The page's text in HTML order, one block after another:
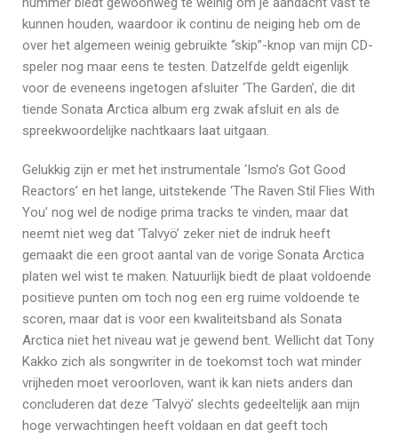
kunnen houden, waardoor ik continu de neiging heb om de
over het algemeen weinig gebruikte “skip”-knop van mijn CD-
speler nog maar eens te testen. Datzelfde geldt eigenlijk
voor de eveneens ingetogen afsluiter ‘The Garden’, die dit
tiende Sonata Arctica album erg zwak afsluit en als de
spreekwoordelijke nachtkaars laat uitgaan.
Gelukkig zijn er met het instrumentale ‘Ismo’s Got Good
Reactors’ en het lange, uitstekende ‘The Raven Stil Flies With
You’ nog wel de nodige prima tracks te vinden, maar dat
neemt niet weg dat ‘Talvyö’ zeker niet de indruk heeft
gemaakt die een groot aantal van de vorige Sonata Arctica
platen wel wist te maken. Natuurlijk biedt de plaat voldoende
positieve punten om toch nog een erg ruime voldoende te
scoren, maar dat is voor een kwaliteitsband als Sonata
Arctica niet het niveau wat je gewend bent. Wellicht dat Tony
Kakko zich als songwriter in de toekomst toch wat minder
vrijheden moet veroorloven, want ik kan niets anders dan
concluderen dat deze ‘Talvyö’ slechts gedeeltelijk aan mijn
hoge verwachtingen heeft voldaan en dat geeft toch